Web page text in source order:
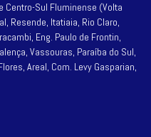
Centro-Sul Fluminense (Volta
Resende, Itatiaia, Rio Claro,
Eng. Paulo de Frontin,
Vassouras, Paraíba do Sul,
Areal, Com. Levy Gasparian,